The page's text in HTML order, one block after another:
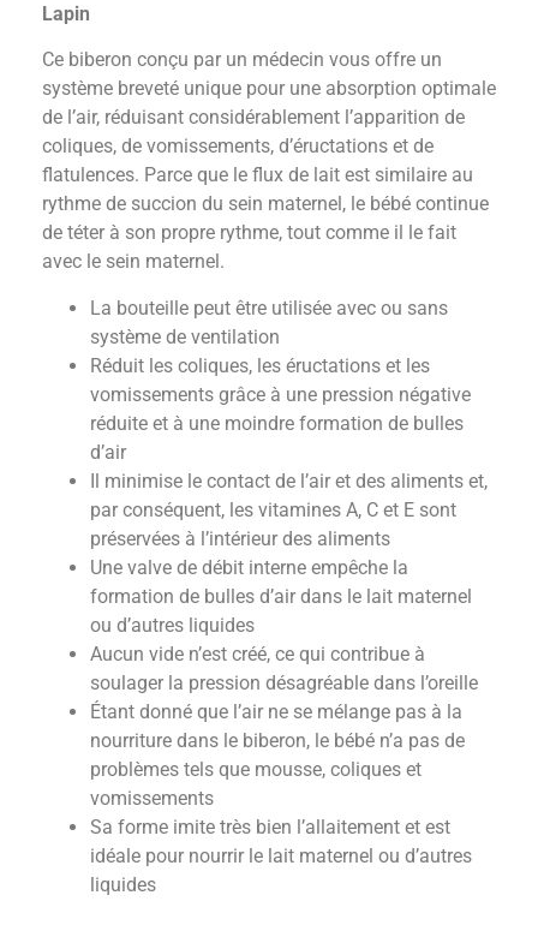
Lapin
Ce biberon conçu par un médecin vous offre un
système breveté unique pour une absorption optimale
de l’air, réduisant considérablement l’apparition de
coliques, de vomissements, d’éructations et de
flatulences. Parce que le flux de lait est similaire au
rythme de succion du sein maternel, le bébé continue
de téter à son propre rythme, tout comme il le fait
avec le sein maternel.
La bouteille peut être utilisée avec ou sans
système de ventilation
Réduit les coliques, les éructations et les
vomissements grâce à une pression négative
réduite et à une moindre formation de bulles
d’air
Il minimise le contact de l’air et des aliments et,
par conséquent, les vitamines A, C et E sont
préservées à l’intérieur des aliments
Une valve de débit interne empêche la
formation de bulles d’air dans le lait maternel
ou d’autres liquides
Aucun vide n’est créé, ce qui contribue à
soulager la pression désagréable dans l’oreille
Étant donné que l’air ne se mélange pas à la
nourriture dans le biberon, le bébé n’a pas de
problèmes tels que mousse, coliques et
vomissements
Sa forme imite très bien l’allaitement et est
idéale pour nourrir le lait maternel ou d’autres
liquides